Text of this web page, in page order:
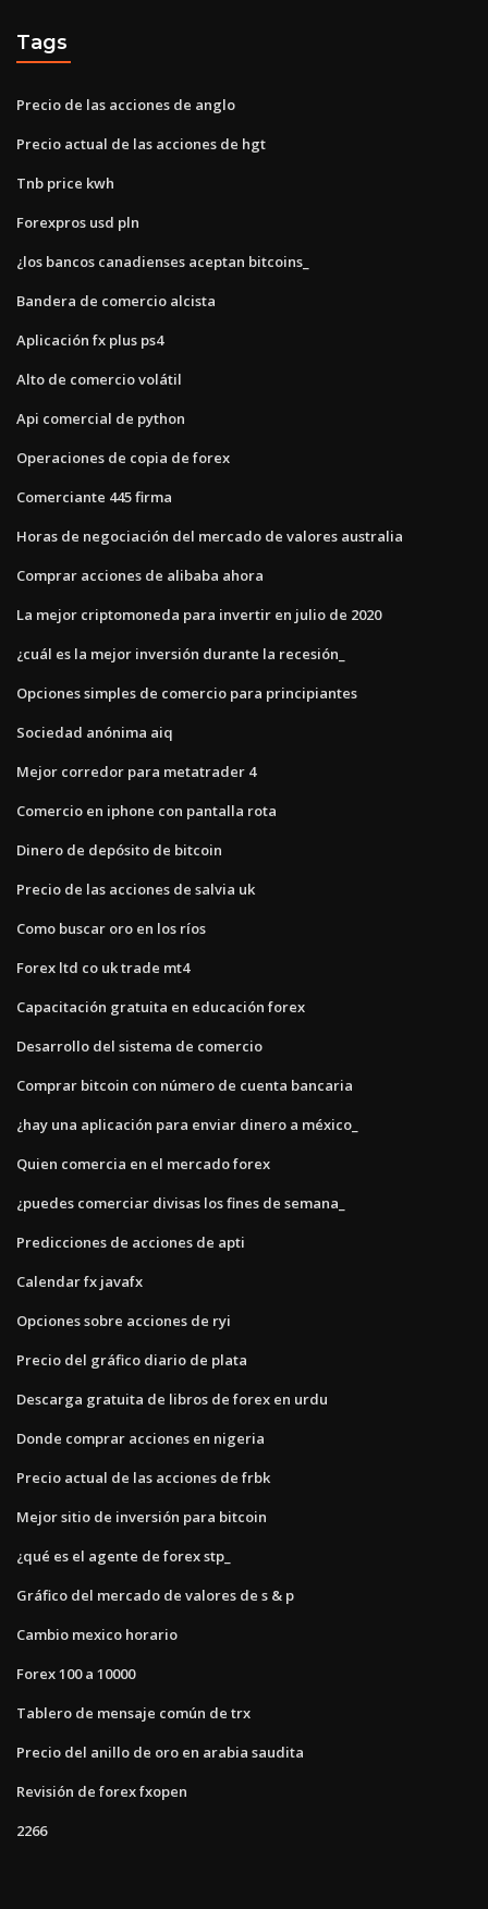
Tags
Precio de las acciones de anglo
Precio actual de las acciones de hgt
Tnb price kwh
Forexpros usd pln
¿los bancos canadienses aceptan bitcoins_
Bandera de comercio alcista
Aplicación fx plus ps4
Alto de comercio volátil
Api comercial de python
Operaciones de copia de forex
Comerciante 445 firma
Horas de negociación del mercado de valores australia
Comprar acciones de alibaba ahora
La mejor criptomoneda para invertir en julio de 2020
¿cuál es la mejor inversión durante la recesión_
Opciones simples de comercio para principiantes
Sociedad anónima aiq
Mejor corredor para metatrader 4
Comercio en iphone con pantalla rota
Dinero de depósito de bitcoin
Precio de las acciones de salvia uk
Como buscar oro en los ríos
Forex ltd co uk trade mt4
Capacitación gratuita en educación forex
Desarrollo del sistema de comercio
Comprar bitcoin con número de cuenta bancaria
¿hay una aplicación para enviar dinero a méxico_
Quien comercia en el mercado forex
¿puedes comerciar divisas los fines de semana_
Predicciones de acciones de apti
Calendar fx javafx
Opciones sobre acciones de ryi
Precio del gráfico diario de plata
Descarga gratuita de libros de forex en urdu
Donde comprar acciones en nigeria
Precio actual de las acciones de frbk
Mejor sitio de inversión para bitcoin
¿qué es el agente de forex stp_
Gráfico del mercado de valores de s & p
Cambio mexico horario
Forex 100 a 10000
Tablero de mensaje común de trx
Precio del anillo de oro en arabia saudita
Revisión de forex fxopen
2266